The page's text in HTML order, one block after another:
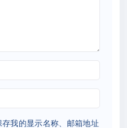
我的显示名称、邮箱地址